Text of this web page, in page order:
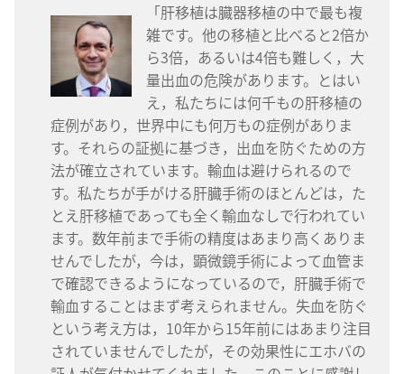
「肝移植は臓器移植の中で最も複
雑です。他の移植と比べると2倍か
ら3倍，あるいは4倍も難しく，大
量出血の危険があります。とはい
え，私たちには何千もの肝移植の
症例があり，世界中にも何万もの症例がありま
す。それらの証拠に基づき，出血を防ぐための方
法が確立されています。輸血は避けられるので
す。私たちが手がける肝臓手術のほとんどは，た
とえ肝移植であっても全く輸血なしで行われてい
ます。数年前まで手術の精度はあまり高くありま
せんでしたが，今は，顕微鏡手術によって血管ま
で確認できるようになっているので，肝臓手術で
輸血することはまず考えられません。失血を防ぐ
という考え方は，10年から15年前にはあまり注目
されていませんでしたが，その効果性にエホバの